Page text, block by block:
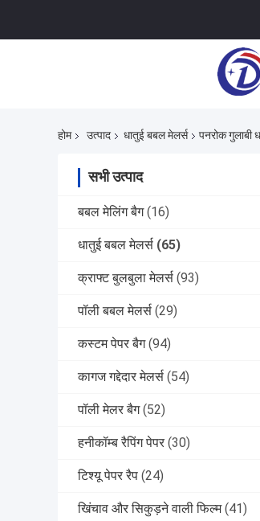
होम उत्पाद धातुई बबल मेलर्स पनरोक गुलाबी
सभी उत्पाद
बबल मेलिंग बैग (16)
धातुई बबल मेलर्स (65)
क्राफ्ट बुलबुला मेलर्स (93)
पॉली बबल मेलर्स (29)
कस्टम पेपर बैग (94)
कागज गद्देदार मेलर्स (54)
पॉली मेलर बैग (52)
हनीकॉम्ब रैपिंग पेपर (30)
टिश्यू पेपर रैप (24)
खिंचाव और सिकुड़ने वाली फिल्म (41)